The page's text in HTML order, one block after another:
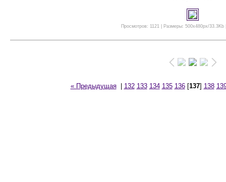
Просмотров: 1121 | Размеры: 500x480px/33.3Kb
« Предыдущая| 132 133 134 135 136[137] 138